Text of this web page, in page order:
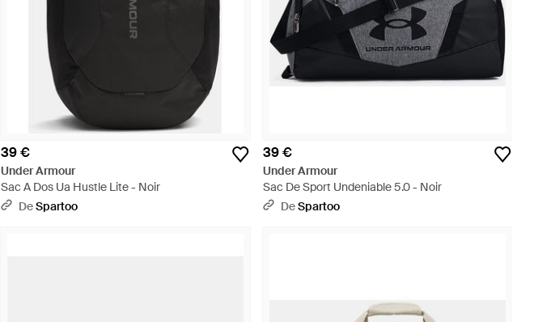
39 €
Under Armour
Sac A Dos Ua Hustle Lite - Noir
DeSpartoo
39 €
Under Armour
Sac De Sport Undeniable 5.0 - Noir
DeSpartoo